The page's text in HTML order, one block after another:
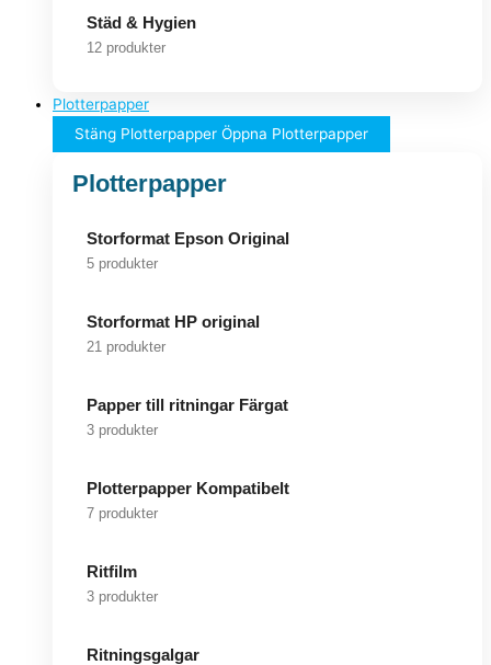
Städ & Hygien
12 produkter
Plotterpapper
Stäng Plotterpapper Öppna Plotterpapper
Plotterpapper
Storformat Epson Original
5 produkter
Storformat HP original
21 produkter
Papper till ritningar Färgat
3 produkter
Plotterpapper Kompatibelt
7 produkter
Ritfilm
3 produkter
Ritningsgalgar